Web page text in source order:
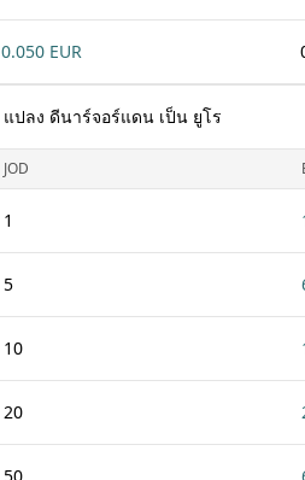
0.050 EUR
แปลง ดีนาร์จอร์แดน เป็น ยูโร
JOD
1
5
10
20